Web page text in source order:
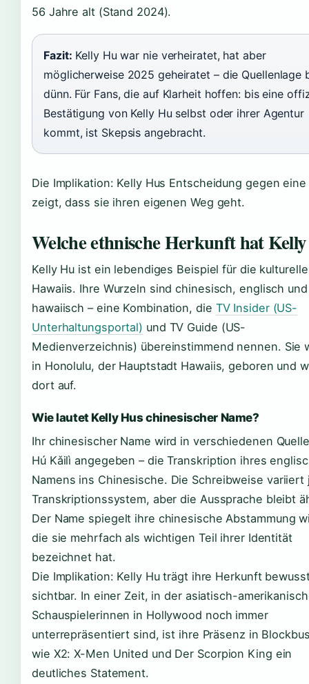
56 Jahre alt (Stand 2024).
Fazit: Kelly Hu war nie verheiratet, hat aber
möglicherweise 2025 geheiratet – die Quellenlage
dünn. Für Fans, die auf Klarheit hoffen: bis eine
Bestätigung von Kelly Hu selbst oder ihrer Agentur
kommt, ist Skepsis angebracht.
Die Implikation: Kelly Hus Entscheidung gegen eine
zeigt, dass sie ihren eigenen Weg geht.
Welche ethnische Herkunft hat
Kelly Hu ist ein lebendiges Beispiel für die
Hawaiis. Ihre Wurzeln sind chinesisch, englisch und
hawaiisch – eine Kombination, die TV Insider (US-
Unterhaltungsportal) und TV Guide (US-
Medienverzeichnis) übereinstimmend nennen. Sie
in Honolulu, der Hauptstadt Hawaiis, geboren und
dort auf.
Wie lautet Kelly Hus chinesischer Name?
Ihr chinesischer Name wird in verschiedenen
Hú Kǎilì angegeben – die Transkription ihres
Namens ins Chinesische. Die Schreibweise variiert
Transkriptionssystem, aber die Aussprache bleibt
Der Name spiegelt ihre chinesische Abstammung
die sie mehrfach als wichtigen Teil ihrer Identität
bezeichnet hat.
Die Implikation: Kelly Hu trägt ihre Herkunft
sichtbar. In einer Zeit, in der asiatisch-
Schauspielerinnen in Hollywood noch immer
unterrepräsentiert sind, ist ihre Präsenz in
wie X2: X-Men United und Der Scorpion King ein
deutliches Statement.